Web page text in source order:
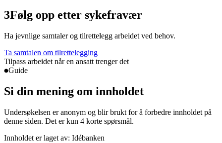
3Følg opp etter sykefravær
Ha jevnlige samtaler og tilrettelegg arbeidet ved behov.
Ta samtalen om tilrettelegging
Tilpass arbeidet når en ansatt trenger det
Guide
Si din mening om innholdet
Undersøkelsen er anonym og blir brukt for å forbedre innholdet på
denne siden. Det er kun 4 korte spørsmål.
Innholdet er laget av: Idébanken